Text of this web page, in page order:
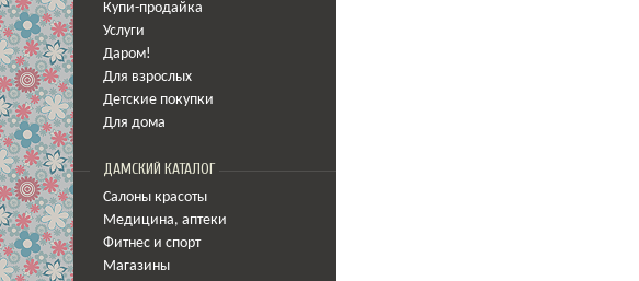
Купи-продайка
Услуги
Даром!
Для взрослых
Детские покупки
Для дома
ДАМСКИЙ КАТАЛОГ
Салоны красоты
Медицина, аптеки
Фитнес и спорт
Магазины